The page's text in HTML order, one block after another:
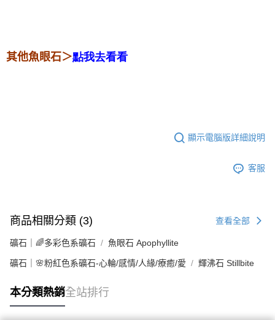
其他魚眼石＞點我去看看
顯示電腦版詳細說明
客服
商品相關分類 (3) 查看全部
礦石｜🌈多彩色系礦石 魚眼石 Apophyllite
礦石｜🌸粉紅色系礦石-心輪/感情/人緣/療癒/愛 輝沸石 Stillbite
本分類熱銷全站排行